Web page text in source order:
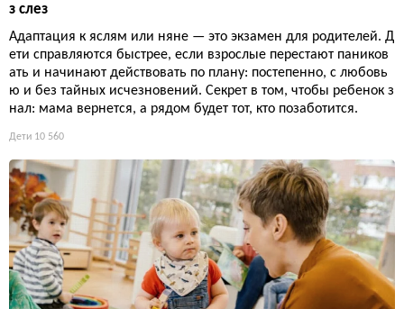
з слез
Адаптация к яслям или няне — это экзамен для родителей. Д
ети справляются быстрее, если взрослые перестают паников
ать и начинают действовать по плану: постепенно, с любовь
ю и без тайных исчезновений. Секрет в том, чтобы ребенок з
нал: мама вернется, а рядом будет тот, кто позаботится.
Дети 10 560